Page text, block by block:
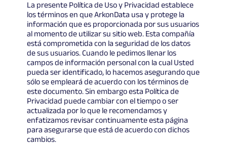
La presente Política de Uso y Privacidad establece
los términos en que ArkonData usa y protege la
información que es proporcionada por sus usuarios
al momento de utilizar su sitio web. Esta compañía
está comprometida con la seguridad de los datos
de sus usuarios. Cuando le pedimos llenar los
campos de información personal con la cual Usted
pueda ser identificado, lo hacemos asegurando que
sólo se empleará de acuerdo con los términos de
este documento. Sin embargo esta Política de
Privacidad puede cambiar con el tiempo o ser
actualizada por lo que le recomendamos y
enfatizamos revisar continuamente esta página
para asegurarse que está de acuerdo con dichos
cambios.